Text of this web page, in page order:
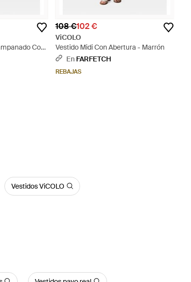
Con
108 €102 €
ViCOLO
Vestido Midi Con Abertura - Marrón
En FARFETCH
REBAJAS
Vestidos ViCOLO